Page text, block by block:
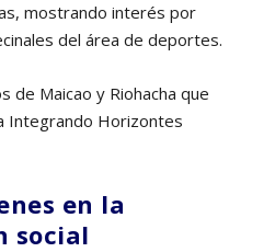
mostrando interés por
del área de deportes.
de Maicao y Riohacha que
Integrando Horizontes
en la
social